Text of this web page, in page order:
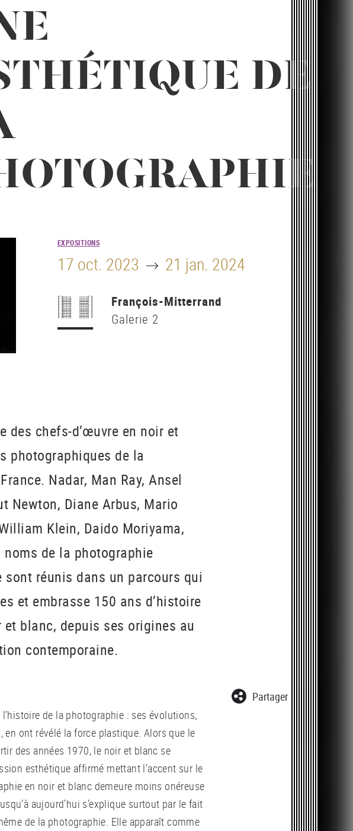
DE
EXPOSITIONS
17 oct. 2023 Until21 jan. 2024
François-Mitterrand
Galerie 2
des chefs-d’œuvre en noir et
photographiques de la
Nadar, Man Ray, Ansel
Newton, Diane Arbus, Mario
Klein, Daido Moriyama,
de la photographie
réunis dans un parcours qui
et embrasse 150 ans d’histoire
blanc, depuis ses origines au
contemporaine.
Partager
de la photographie : ses évolutions,
en ont révélé la force plastique. Alors que le
des années 1970, le noir et blanc se
esthétique affirmé mettant l’accent sur le
en noir et blanc demeure moins onéreuse
aujourd’hui s’explique surtout par le fait
de la photographie. Elle apparaît comme